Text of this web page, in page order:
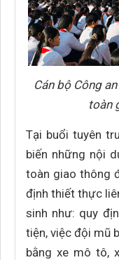
Cán bộ Công
toàn
Tại buổi tuyên
biến những nội
toàn giao thông
định thiết thực
sinh như: quy
tiện, việc đội mũ
bằng xe mô tô,